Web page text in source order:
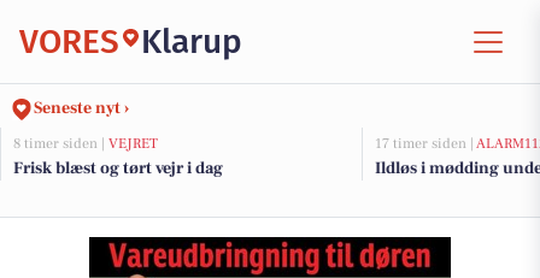
VORES Klarup
Seneste nyt ›
8 timer siden | VEJRET
Frisk blæst og tørt vejr i dag
17 timer siden |
Ildløs i mødding